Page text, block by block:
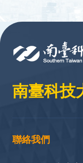
南臺科技
聯絡我們